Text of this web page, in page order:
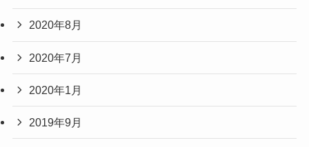
2020年8月
2020年7月
2020年1月
2019年9月